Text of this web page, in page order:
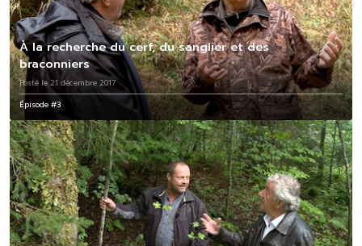
À la recherche du cerf, du sanglier et des
braconniers
Posté le 21 décembre 2017
Épisode #3